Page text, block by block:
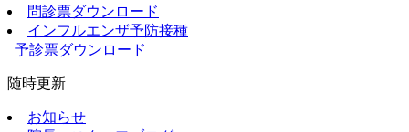
問診票ダウンロード
インフルエンザ予防接種
予診票ダウンロード
随時更新
お知らせ